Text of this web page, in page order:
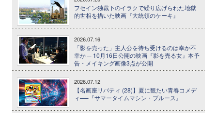
フセイン独裁下のイラクで繰り広げられた地獄
的世相を描いた映画『大統領のケーキ』
2026.07.16
「影を売った」主人公を待ち受けるのは幸か不
幸か ─ 10月16日公開の映画『影を売る女』本予
告・メイキング画像3点が公開
2026.07.12
【名画座リバティ (28)】夏に観たい青春コメデ
ィ──『サマータイムマシン・ブルース』